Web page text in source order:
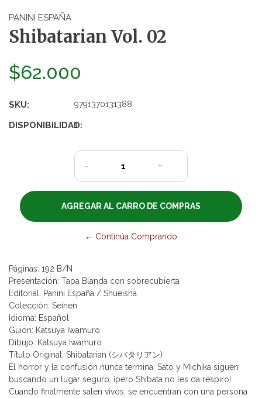
PANINI ESPAÑA
Shibatarian Vol. 02
$62.000
SKU: 9791370131388
DISPONIBILIDAD:
1
- +
← Continúa Comprando
Páginas: 192 B/N
Presentación: Tapa Blanda con sobrecubierta
Editorial: Panini España / Shueisha
Colección: Seinen
Idioma: Español
Guion: Katsuya Iwamuro
Dibujo: Katsuya Iwamuro
Título Original: Shibatarian (シバタリアン)
El horror y la confusión nunca termina: Sato y Michika siguen
buscando un lugar seguro, ¡pero Shibata no les da respiro!
Cuando finalmente salen vivos, se encuentran con una persona